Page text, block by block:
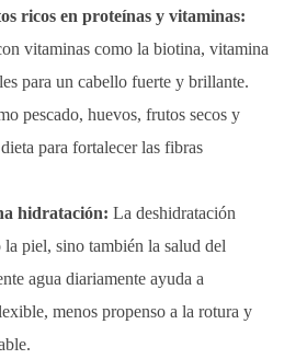
ricos en proteínas y vitaminas:
vitaminas como la biotina, vitamina
para un cabello fuerte y brillante.
pescado, huevos, frutos secos y
para fortalecer las fibras
hidratación: La deshidratación
la piel, sino también la salud del
agua diariamente ayuda a
menos propenso a la rotura y